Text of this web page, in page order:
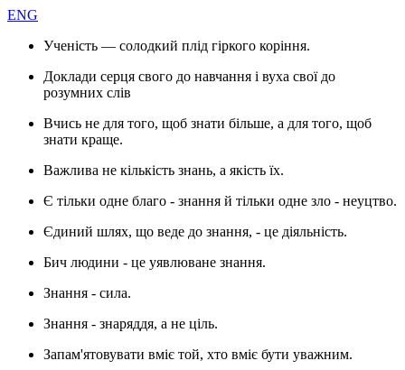
ENG
Ученість — солодкий плід гіркого коріння.
Доклади серця свого до навчання і вуха свої до
розумних слів
Вчись не для того, щоб знати більше, а для того, щоб
знати краще.
Важлива не кількість знань, а якість їх.
Є тільки одне благо - знання й тільки одне зло - неуцтво.
Єдиний шлях, що веде до знання, - це діяльність.
Бич людини - це уявлюване знання.
Знання - сила.
Знання - знаряддя, а не ціль.
Запам'ятовувати вміє той, хто вміє бути уважним.